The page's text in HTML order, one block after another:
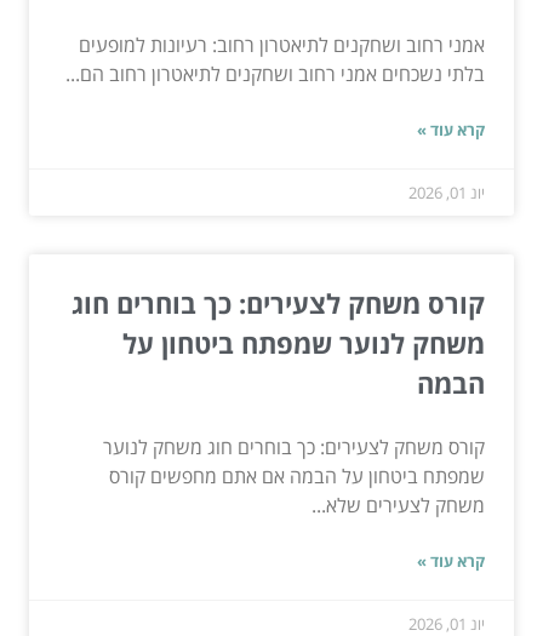
אמני רחוב ושחקנים לתיאטרון רחוב: רעיונות למופעים
בלתי נשכחים אמני רחוב ושחקנים לתיאטרון רחוב הם...
קרא עוד »
יונ 01, 2026
קורס משחק לצעירים: כך בוחרים חוג
משחק לנוער שמפתח ביטחון על
הבמה
קורס משחק לצעירים: כך בוחרים חוג משחק לנוער
שמפתח ביטחון על הבמה אם אתם מחפשים קורס
משחק לצעירים שלא...
קרא עוד »
יונ 01, 2026